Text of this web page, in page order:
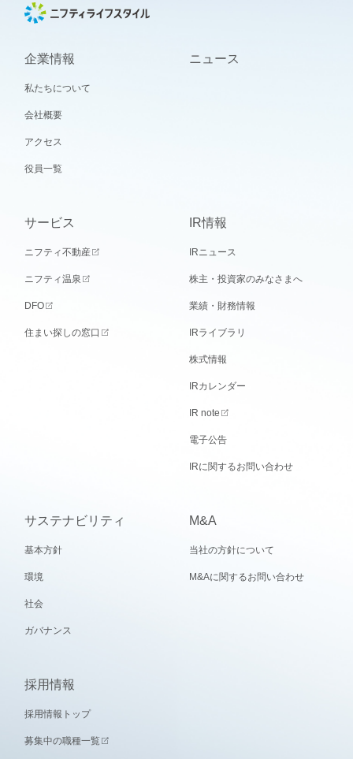
企業情報
私たちについて
会社概要
アクセス
役員一覧
ニュース
サービス
ニフティ不動産
ニフティ温泉
DFO
住まい探しの窓口
IR情報
IRニュース
株主・投資家のみなさまへ
業績・財務情報
IRライブラリ
株式情報
IRカレンダー
IR note
電子公告
IRに関するお問い合わせ
サステナビリティ
基本方針
環境
社会
ガバナンス
M&A
当社の方針について
M&Aに関するお問い合わせ
採用情報
採用情報トップ
募集中の職種一覧